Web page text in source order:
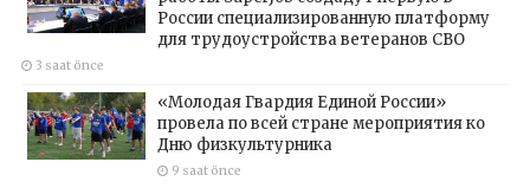
России специализированную платформу
для трудоустройства ветеранов СВО
3 saat önce
«Молодая Гвардия Единой России»
провела по всей стране мероприятия ко
Дню физкультурника
9 saat önce